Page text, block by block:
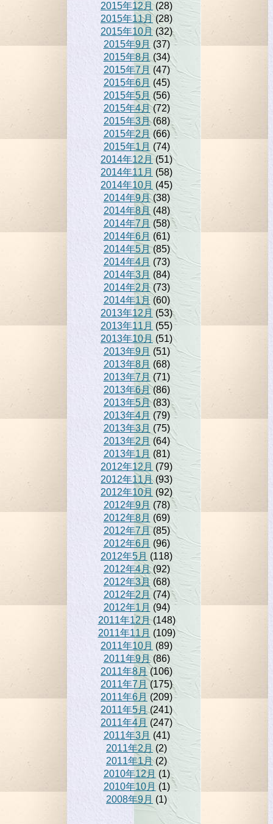
2015年12月(28)
2015年11月(28)
2015年10月 (32)
2015年9月(37)
2015年8月 (34)
2015年7月 (47)
2015年6月 (45)
2015年5月 (56)
2015年4月(72)
2015年3月(68)
2015年2月 (66)
2015年1月 (74)
2014年12月 (51)
2014年11月 (58)
2014年10月 (45)
2014年9月(38)
2014年8月(48)
2014年7月 (58)
2014年6月 (61)
2014年5月(85)
2014年4月 (73)
2014年3月 (84)
2014年2月(73)
2014年1月(60)
2013年12月 (53)
2013年11月 (55)
2013年10月 (51)
2013年9月 (51)
2013年8月 (68)
2013年7月 (71)
2013年6月(86)
2013年5月(83)
2013年4月(79)
2013年3月 (75)
2013年2月 (64)
2013年1月 (81)
2012年12月 (79)
2012年11月(93)
2012年10月 (92)
2012年9月 (78)
2012年8月 (69)
2012年7月 (85)
2012年6月 (96)
2012年5月 (118)
2012年4月(92)
2012年3月(68)
2012年2月 (74)
2012年1月(94)
2011年12月(148)
2011年11月 (109)
2011年10月 (89)
2011年9月(86)
2011年8月 (106)
2011年7月 (175)
2011年6月 (209)
2011年5月(241)
2011年4月 (247)
2011年3月 (41)
2011年2月(2)
2011年1月(2)
2010年12月 (1)
2010年10月 (1)
2008年9月 (1)